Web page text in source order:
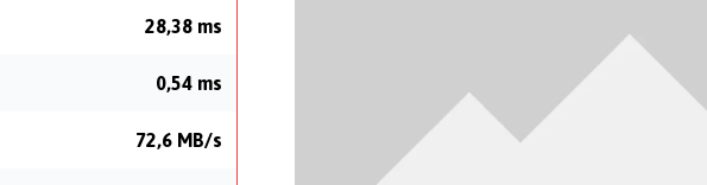
28,38 ms
0,54 ms
72,6 MB/s